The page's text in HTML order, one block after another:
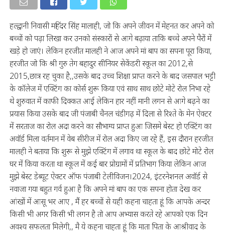
हल्द्वानी निवासी महिंदर सिंह मालाही, जो कि अपने जीवन में मेहनत कर अपने को
बच्चों को पढ़ा लिखा कर उनको संस्कारों से आगे बढ़ाया ताकि बच्चे अपने पैरों में
खड़े हो जाएं। लेकिन हरजीत मालही ने आज अपने मां बाप का सपना पूरा किया,
हरजीत जो कि श्री गुरु तेग बहादुर सीनियर सेकेंडरी स्कूल का 2012,से
2015,छात्र रह चुका है,,उसके बाद उच्च शिक्षा प्राप्त करने के बाद जसपाल भट्टी
के कॉलेज में एक्टिंग का कोर्स शुरू किया एवं साथ साथ छोटे मोटे रोल निभा रहे
थे शुरुवात में काफी दिक्कत आई लेकिन हार नहीं मानी लगन से आगे बढ़ने का
प्रयास किया उसके बाद जी पंजाबी चैनल चंडीगढ़ में दिला से रिश्ते के मेन ऐक्टर
में सरताज का रोल अदा करने का सौभाग्य प्राप्त हुआ जिसमे बेस्ट हो एक्टिंग का
अवॉर्ड मिला वर्तमान में वेब सीरीज में रोल अदा किए जा रहे हैं, इस दौरान हरजीत
मालही ने बताया कि शुरू से मुझे एक्टिंग में लगाव था स्कूल के बाद छोटे मोटे रोल
घर में किया करता था स्कूल में कई बार प्रोग्रामों में प्रतिभाग किया लेकिन आज
मुझे बेस्ट डेब्यूट ऐक्टर ऑफ पंजाबी टेलीविजन।2024, इंटरनेशनल अवॉर्ड से
नवाजा गया बहुत गर्व हुआ है कि अपने मां बाप का एक सपना होता देख कर
आंखों में आसू भर आए , मैं हर बच्चों से यही कहना चाहता हूं कि आपके अन्दर
किसी भी अगर किसी भी लगन है तो आप अभ्यास करते रहे आपको एक दिन
अवश्य सफलता मिलेगी,, मै ये कहना चाहता हूं कि माता पिता के आश्रीवाद के